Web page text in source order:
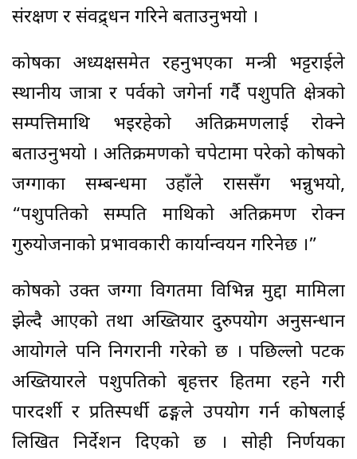
संरक्षण र संवद्र्धन गरिने बताउनुभयो ।
कोषका अध्यक्षसमेत रहनुभएका मन्त्री भट्टराईले
स्थानीय जात्रा र पर्वको जगेर्ना गर्दै पशुपति क्षेत्रको
सम्पत्तिमाथि भइरहेको अतिक्रमणलाई रोक्ने
बताउनुभयो । अतिक्रमणको चपेटामा परेको कोषको
जग्गाका सम्बन्धमा उहाँले राससँग भन्नुभयो,
“पशुपतिको सम्पति माथिको अतिक्रमण रोक्न
गुरुयोजनाको प्रभावकारी कार्यान्वयन गरिनेछ ।”
कोषको उक्त जग्गा विगतमा विभिन्न मुद्दा मामिला
झेल्दै आएको तथा अख्तियार दुरुपयोग अनुसन्धान
आयोगले पनि निगरानी गरेको छ । पछिल्लो पटक
अख्तियारले पशुपतिको बृहत्तर हितमा रहने गरी
पारदर्शी र प्रतिस्पर्धी ढङ्गले उपयोग गर्न कोषलाई
लिखित निर्देशन दिएको छ । सोही निर्णयका